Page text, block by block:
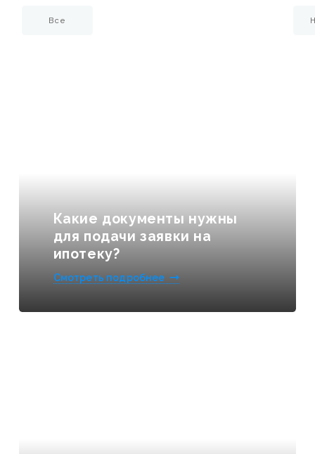
Все
Какие документы нужны
для подачи заявки на
ипотеку?
Смотреть подробнее